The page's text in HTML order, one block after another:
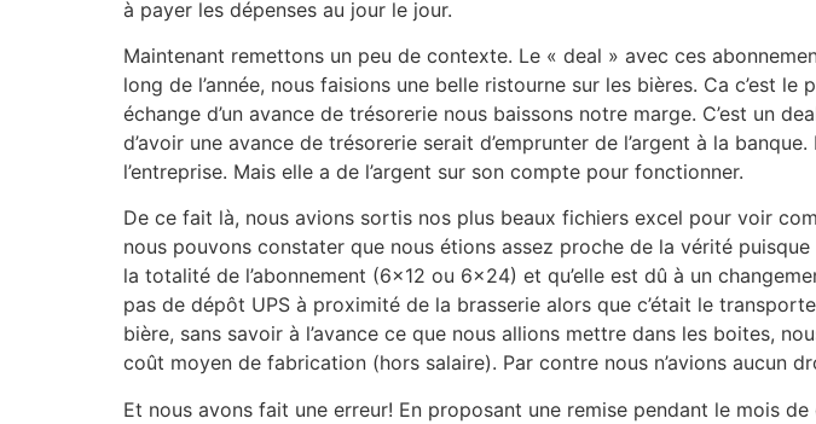
à payer les dépenses au jour le jour.
Maintenant remettons un peu de contexte. Le « deal » avec ces
long de l’année, nous faisions une belle ristourne sur les bières. Ca c’est
échange d’un avance de trésorerie nous baissons notre marge. C’est un
d’avoir une avance de trésorerie serait d’emprunter de l’argent à la
l’entreprise. Mais elle a de l’argent sur son compte pour fonctionner.
De ce fait là, nous avions sortis nos plus beaux fichiers excel pour voir
nous pouvons constater que nous étions assez proche de la vérité
la totalité de l’abonnement (6×12 ou 6×24) et qu’elle est dû à un
pas de dépôt UPS à proximité de la brasserie alors que c’était le
bière, sans savoir à l’avance ce que nous allions mettre dans les boites,
coût moyen de fabrication (hors salaire). Par contre nous n’avions aucun
Et nous avons fait une erreur! En proposant une remise pendant le mois